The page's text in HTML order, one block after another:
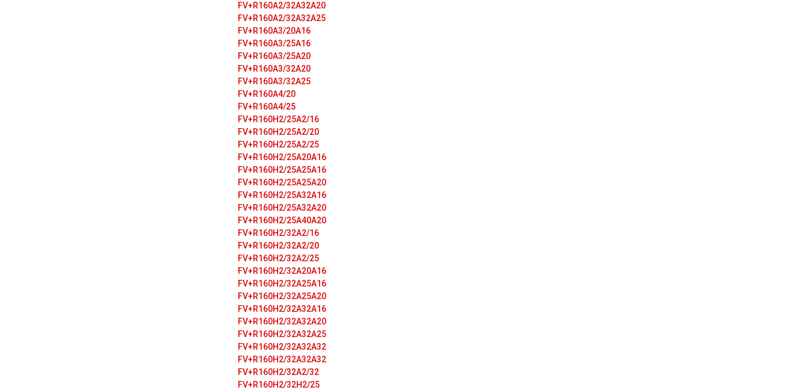
FV+R160A2/32A32A20
FV+R160A2/32A32A25
FV+R160A3/20A16
FV+R160A3/25A16
FV+R160A3/25A20
FV+R160A3/32A20
FV+R160A3/32A25
FV+R160A4/20
FV+R160A4/25
FV+R160H2/25A2/16
FV+R160H2/25A2/20
FV+R160H2/25A2/25
FV+R160H2/25A20A16
FV+R160H2/25A25A16
FV+R160H2/25A25A20
FV+R160H2/25A32A16
FV+R160H2/25A32A20
FV+R160H2/25A40A20
FV+R160H2/32A2/16
FV+R160H2/32A2/20
FV+R160H2/32A2/25
FV+R160H2/32A20A16
FV+R160H2/32A25A16
FV+R160H2/32A25A20
FV+R160H2/32A32A16
FV+R160H2/32A32A20
FV+R160H2/32A32A25
FV+R160H2/32A32A32
FV+R160H2/32A32A32
FV+R160H2/32A2/32
FV+R160H2/32H2/25